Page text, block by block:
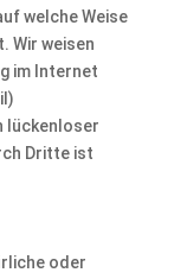
welche Weise
Wir weisen
im Internet
lückenloser
Dritte ist
oder